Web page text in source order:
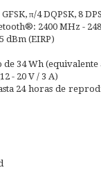
π/4 DQPSK, 8
2400 MHz -
dBm (EIRP)
34 Wh (equivalente
- 20 V / 3 A)
24 horas de